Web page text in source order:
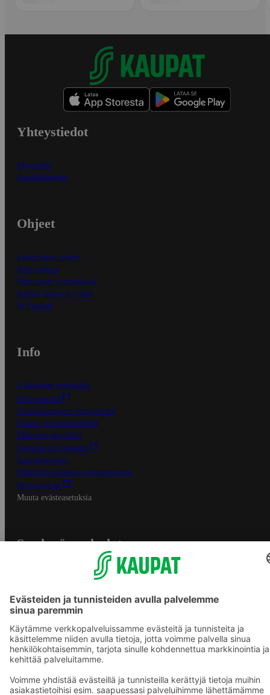
Yhteystiedot
Myymälät
Asiakaspalvelu
Ohjeet
Ensitilaajan ohjeet
Näin maksat
Näin tilaat ja muokkaat
Kaikki ohjeet ja vinkit
In English
Info
S-Business yrityksille
Oiva-raportit
Osuuskauppojen yhteystiedot
Tilaus- ja toimitusehdot
Tietosuojakäytäntö
Palvelun käyttöehdot
Saavutettavuus
Mobiilisovelluksen saavutettavuus
Mainostajalle
Muuta evästeasetuksia
S-ryhmän palvelut
Yhteishyvä Ruoka -sovellus
S-ostoslista -sovellus
Prisma.fi
Sokos.fi
S-Pankki
Sokos Hotels